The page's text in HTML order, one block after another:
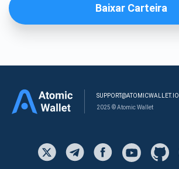
Baixar Carteira
SUPPORT@ATOMICWALLET.IO
2025 © Atomic Wallet